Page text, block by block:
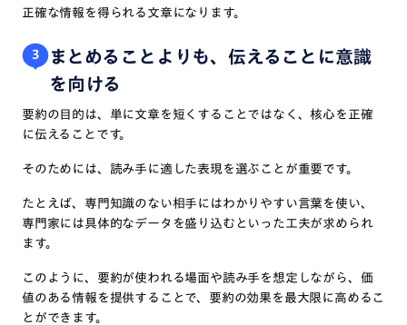
正確な情報を得られる文章になります。
3
まとめることよりも、伝えることに意識
を向ける
要約の目的は、単に文章を短くすることではなく、核心を正確
に伝えることです。
そのためには、読み手に適した表現を選ぶことが重要です。
たとえば、専門知識のない相手にはわかりやすい言葉を使い、
専門家には具体的なデータを盛り込むといった工夫が求められ
ます。
このように、要約が使われる場面や読み手を想定しながら、価
値のある情報を提供することで、要約の効果を最大限に高めるこ
とができます。